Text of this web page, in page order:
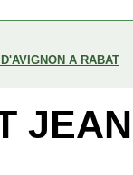
A RABAT